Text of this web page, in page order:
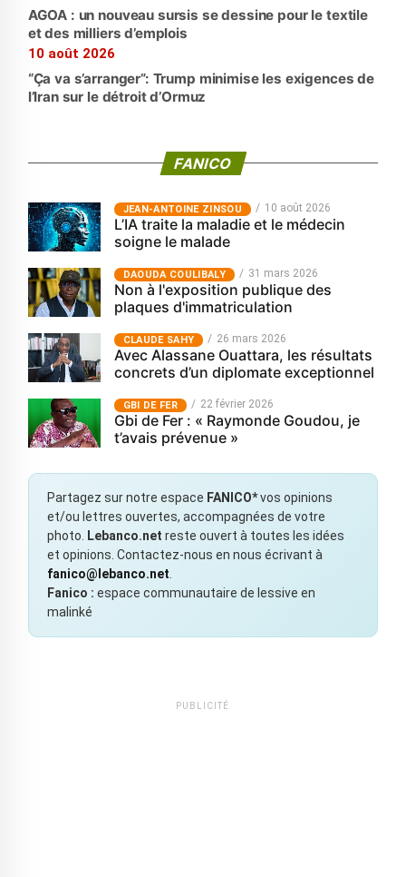
AGOA : un nouveau sursis se dessine pour le textile
et des milliers d’emplois
10 août 2026
“Ça va s’arranger”: Trump minimise les exigences de
l’Iran sur le détroit d’Ormuz
FANICO
JEAN-ANTOINE ZINSOU 10 août 2026
L’IA traite la maladie et le médecin
soigne le malade
‎DAOUDA COULIBALY 31 mars 2026
Non à l'exposition publique des
plaques d'immatriculation
CLAUDE SAHY 26 mars 2026
Avec Alassane Ouattara, les résultats
concrets d’un diplomate exceptionnel
GBI DE FER 22 février 2026
Gbi de Fer : « Raymonde Goudou, je
t’avais prévenue »
Partagez sur notre espace FANICO*vos opinions
et/ou lettres ouvertes, accompagnées de votre
photo.
Lebanco.net reste ouvert à toutes les idées
et opinions. Contactez-nous en nous écrivant à
fanico@lebanco.net
Fanico : espace communautaire de lessive en
malinké
PUBLICITÉ